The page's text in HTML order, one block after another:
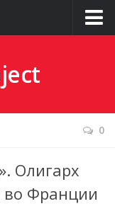
0
Олигарх
во Франции